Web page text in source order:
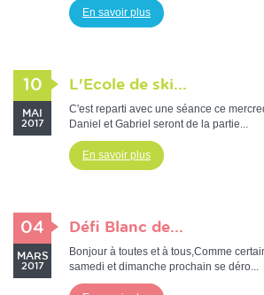
En savoir plus
10
MAI
2017
L'Ecole de ski...
C'est reparti avec une séance ce
Daniel et Gabriel seront de la partie...
En savoir plus
04
MARS
2017
Défi Blanc de...
Bonjour à toutes et à tous,Comme
samedi et dimanche prochain se déro...